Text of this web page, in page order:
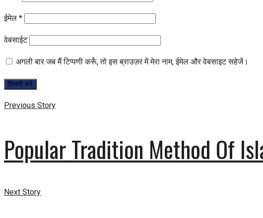
ईमेल *
वेबसाईट
अगली बार जब मैं टिप्पणी करूँ, तो इस ब्राउज़र में मेरा नाम, ईमेल और वेबसाइट सहेजें।
Previous Story
Popular Tradition Method Of
Next Story